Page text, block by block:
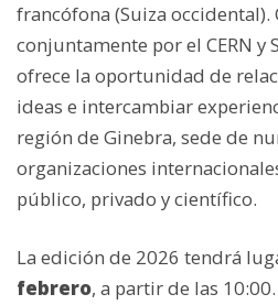
francófona (Suiza occidental).
conjuntamente por el CERN y
ofrece la oportunidad de
ideas e intercambiar
región de Ginebra, sede de
organizaciones
público, privado y científico.
La edición de 2026 tendrá
febrero, a partir de las